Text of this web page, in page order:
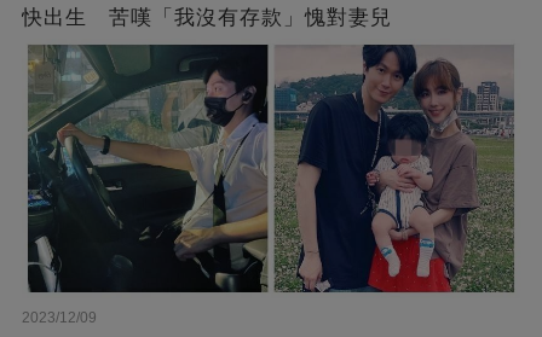
快出生 苦嘆「我沒有存款」愧對妻兒
2023/12/09